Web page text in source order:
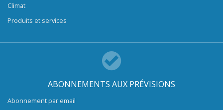
Climat
Produits et services
ABONNEMENTS AUX PRÉVISIONS
Abonnement par email